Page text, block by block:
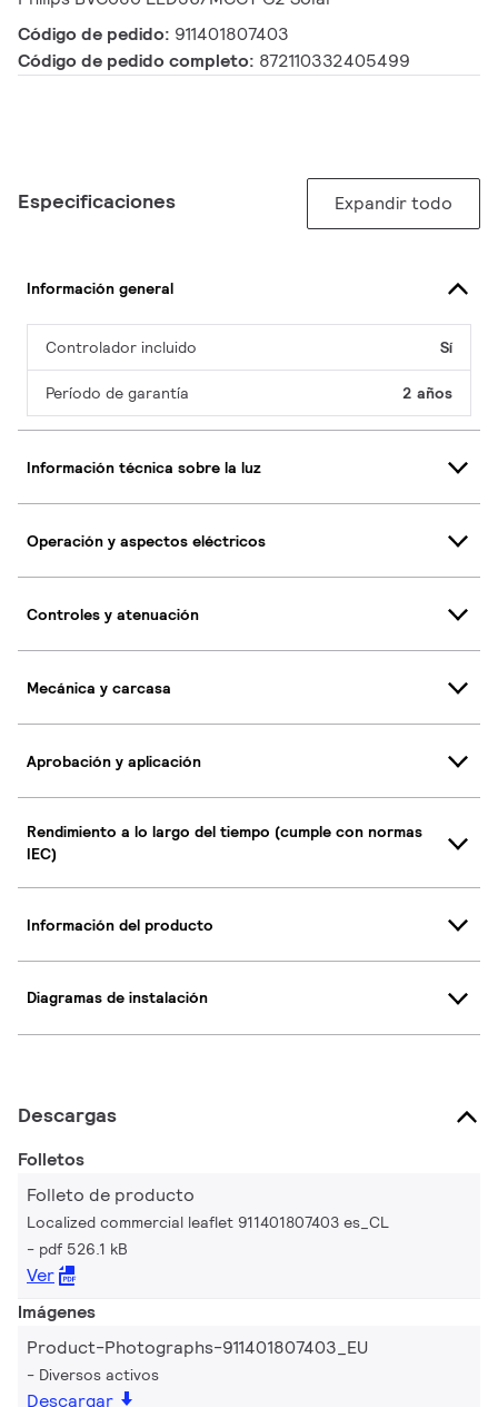
Código de pedido: 911401807403
Código de pedido completo: 872110332405499
Especificaciones Expandir todo
Información general
Controlador incluido Sí
Período de garantía 2 años
Información técnica sobre la luz
Operación y aspectos eléctricos
Controles y atenuación
Mecánica y carcasa
Aprobación y aplicación
Rendimiento a lo largo del tiempo (cumple con normas
IEC)
Información del producto
Diagramas de instalación
Descargas
Folletos
Folleto de producto
Localized commercial leaflet 911401807403 es_CL
pdf 526.1 kB
Ver
Imágenes
Product-Photographs-911401807403_EU
Diversos activos
Descargar